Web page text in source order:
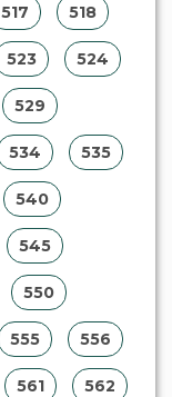
517 518
523 524
529
534 535
540
545
550
555 556
561 562